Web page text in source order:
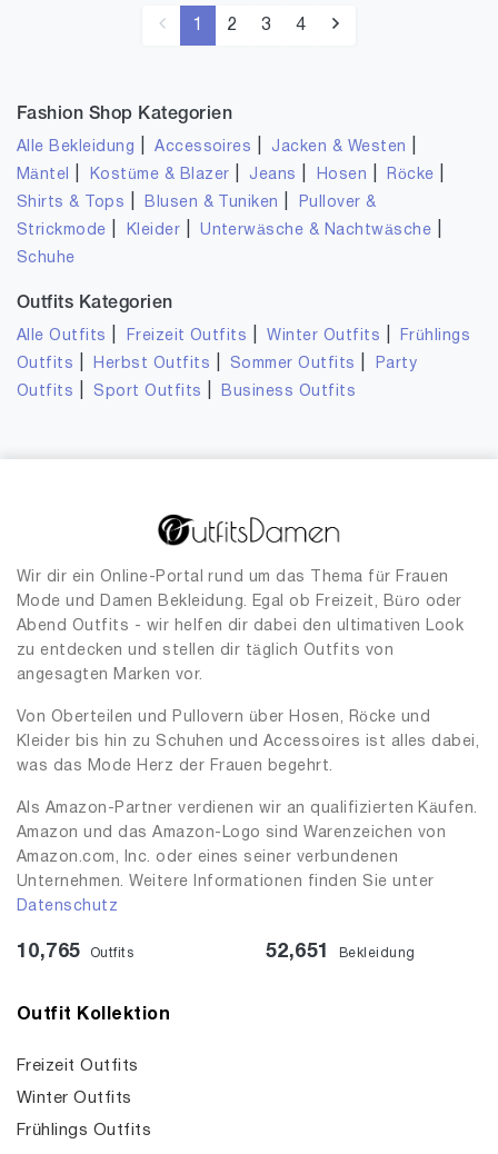
1 2 3 4
Fashion Shop Kategorien
Alle Bekleidung |Accessoires Jacken & Westen
Mäntel Kostüme & Blazer Jeans Hosen Röcke
Shirts & Tops Blusen & Tuniken
Pullover &
Strickmode
Kleider |Unterwäsche & Nachtwäsche
Schuhe
Outfits Kategorien
Alle Outfits Freizeit Outfits |Winter Outfits
Frühlings
Outfits
Herbst Outfits Sommer Outfits
Party
Outfits
Sport Outfits Business Outfits
Wir dir ein Online-Portal rund um das Thema für Frauen
Mode und Damen Bekleidung. Egal ob Freizeit, Büro oder
Abend Outfits - wir helfen dir dabei den ultimativen Look
zu entdecken und stellen dir täglich Outfits von
angesagten Marken vor.
Von Oberteilen und Pullovern über Hosen, Röcke und
Kleider bis hin zu Schuhen und Accessoires ist alles dabei,
was das Mode Herz der Frauen begehrt.
Als Amazon-Partner verdienen wir an qualifizierten Käufen.
Amazon und das Amazon-Logo sind Warenzeichen von
Amazon.com, Inc. oder eines seiner verbundenen
Unternehmen. Weitere Informationen finden Sie unter
Datenschutz
10,765 Outfits 52,651 Bekleidung
Outfit Kollektion
Freizeit Outfits
Winter Outfits
Frühlings Outfits